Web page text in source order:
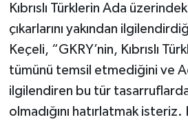
Kıbrıslı Türklerin Ada
çıkarlarını yakından
Keçeli, “GKRY’nin, Kıbrıslı
tümünü temsil etmediğini ve
ilgilendiren bu tür
olmadığını hatırlatmak